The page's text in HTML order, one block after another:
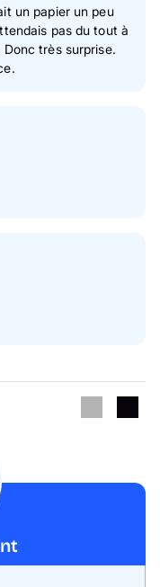
un papier un peu
pas du tout à
très surprise.